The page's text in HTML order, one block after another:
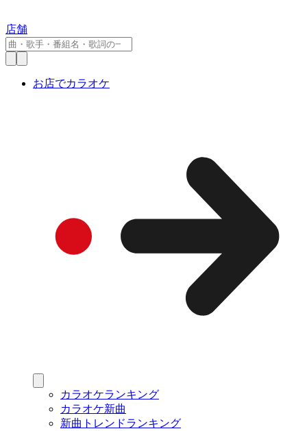
店舗
お店でカラオケ
カラオケランキング
カラオケ新曲
新曲トレンドランキング